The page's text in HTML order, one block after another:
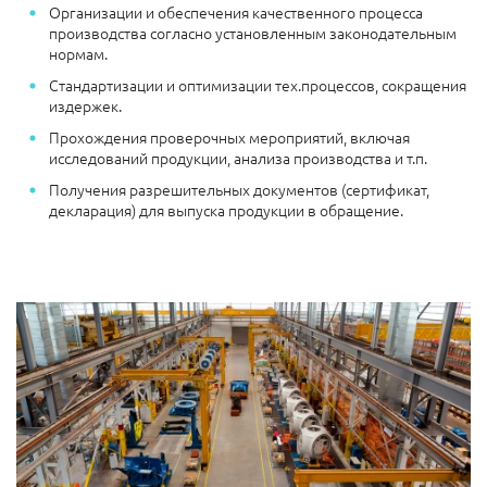
Организации и обеспечения качественного процесса
производства согласно установленным законодательным
нормам.
Стандартизации и оптимизации тех.процессов, сокращения
издержек.
Прохождения проверочных мероприятий, включая
исследований продукции, анализа производства и т.п.
Получения разрешительных документов (сертификат,
декларация) для выпуска продукции в обращение.